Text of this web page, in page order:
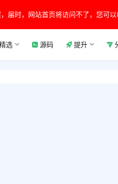
时，网站首页将访问不了，您可以
选 源码 提升